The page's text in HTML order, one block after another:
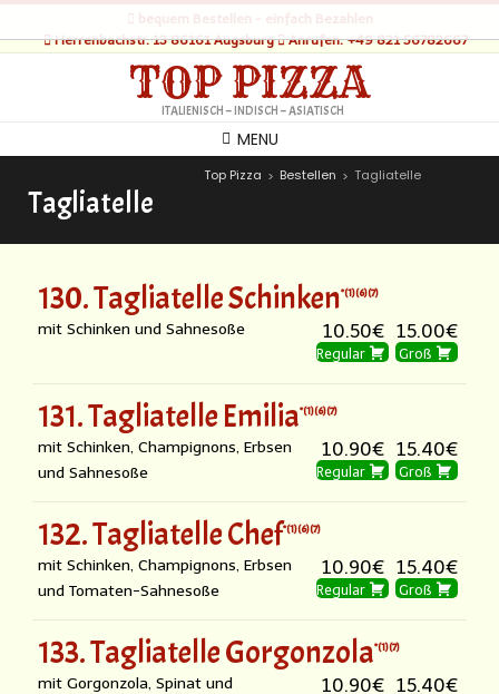
Herrenbachstr. 13 86161 Augsburg
Anrufen: +49 821 56782667
TOP PIZZA
ITALIENISCH – INDISCH – ASIATISCH
MENU
Tagliatelle
Top Pizza > Bestellen > Tagliatelle
130. Tagliatelle Schinken 1 6 7
10.50€
Regular
15.00€
Groß
mit Schinken und Sahnesoße
131. Tagliatelle Emilia 1 6 7
10.90€
Regular
15.40€
Groß
mit Schinken, Champignons, Erbsen
und Sahnesoße
132. Tagliatelle Chef 1 6 7
10.90€
Regular
15.40€
Groß
mit Schinken, Champignons, Erbsen
und Tomaten-Sahnesoße
133. Tagliatelle Gorgonzola 1 7
10.90€ 15.40€
mit Gorgonzola, Spinat und